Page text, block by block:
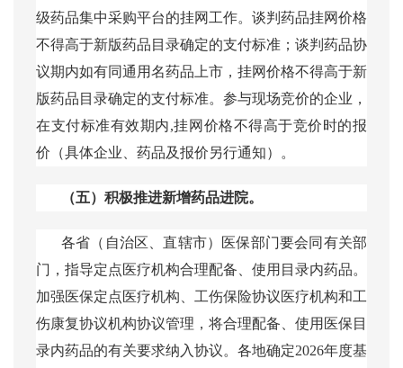
级药品集中采购平台的挂网工作。谈判药品挂网价格
不得高于新版药品目录确定的支付标准；谈判药品协
议期内如有同通用名药品上市，挂网价格不得高于新
版药品目录确定的支付标准。参与现场竞价的企业，
在支付标准有效期内,挂网价格不得高于竞价时的报
价（具体企业、药品及报价另行通知）。
（五）积极推进新增药品进院。
各省（自治区、直辖市）医保部门要会同有关部
门，指导定点医疗机构合理配备、使用目录内药品。
加强医保定点医疗机构、工伤保险协议医疗机构和工
伤康复协议机构协议管理，将合理配备、使用医保目
录内药品的有关要求纳入协议。各地确定2026年度基